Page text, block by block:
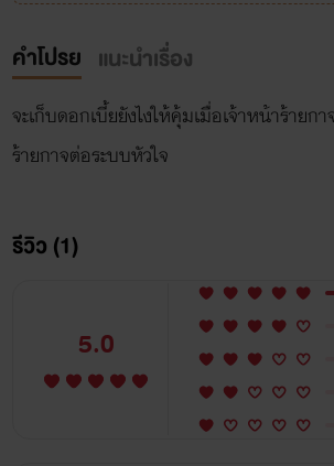
คำโปรย แนะนำเรื่อง
จะเก็บดอกเบี้ยยังไงให้คุ้มเมื่อเจ้าหน้าร้ายก
ร้ายกาจต่อระบบหัวใจ
รีวิว (1)
5.0